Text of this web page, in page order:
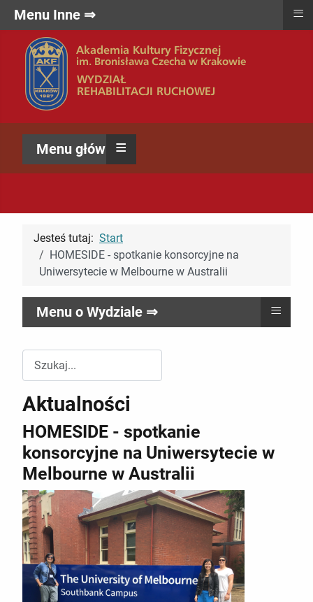
Menu główne ⇒
≡
Jesteś tutaj: Start
HOMESIDE - spotkanie konsorcyjne na
Uniwersytecie w Melbourne w Australii
Menu o Wydziale ⇒ ≡
Aktualności
HOMESIDE - spotkanie
konsorcyjne na Uniwersytecie w
Melbourne w Australii
Menu Inne ⇒ ≡